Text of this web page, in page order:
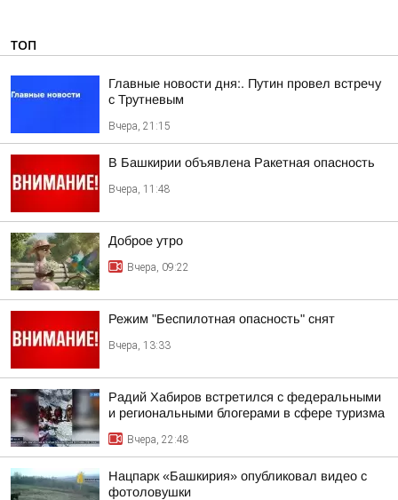
ТОП
Главные новости дня:. Путин провел встречу
с Трутневым
Вчера, 21:15
В Башкирии объявлена Ракетная опасность
Вчера, 11:48
Доброе утро
Вчера, 09:22
Режим "Беспилотная опасность" снят
Вчера, 13:33
Радий Хабиров встретился с федеральными
и региональными блогерами в сфере туризма
Вчера, 22:48
Нацпарк «Башкирия» опубликовал видео с
фотоловушки